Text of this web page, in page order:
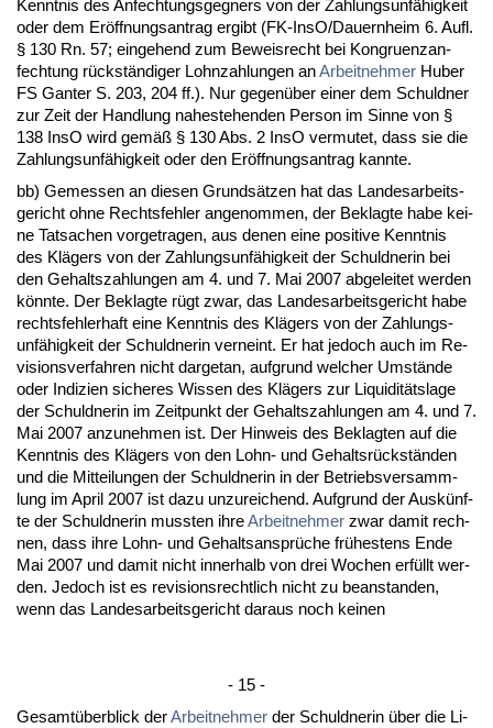
Kennt­nis des An­fech­tungs­geg­ners von der Zah­lungs­unfähig­keit
oder dem Eröff­nungs­an­trag er­gibt (FK-In­sO/Dau­ern­heim 6. Aufl.
§ 130 Rn. 57; ein­ge­hend zum Be­weis­recht bei Kon­gru­enz­an­
fech­tung rückständi­ger Lohn­zah­lun­gen anAr­beit­neh­mer Hu­ber
FS Gan­ter S. 203, 204 ff.). Nur ge­genüber ei­ner dem Schuld­ner
zur Zeit der Hand­lung na­he­ste­hen­den Per­son im Sin­ne von §
138 In­sO wird gemäß § 130 Abs. 2 In­sO ver­mu­tet, dass sie die
Zah­lungs­unfähig­keit oder den Eröff­nungs­an­trag kann­te.
bb) Ge­mes­sen an die­sen Grundsätzen hat das Lan­des­ar­beits­
ge­richt oh­ne Rechts­feh­ler an­ge­nom­men, der Be­klag­te ha­be kei­
ne Tat­sa­chen vor­ge­tra­gen, aus de­nen ei­ne po­si­ti­ve Kennt­nis
des Klägers von der Zah­lungs­unfähig­keit der Schuld­ne­rin bei
den Ge­halts­zah­lun­gen am 4. und 7. Mai 2007 ab­ge­lei­tet wer­den
könn­te. Der Be­klag­te rügt zwar, das Lan­des­ar­beits­ge­richt ha­be
rechts­feh­ler­haft ei­ne Kennt­nis des Klägers von der Zah­lungs­
unfähig­keit der Schuld­ne­rin ver­neint. Er hat je­doch auch im Re­
vi­si­ons­ver­fah­ren nicht dar­ge­tan, auf­grund wel­cher Umstände
oder In­di­zi­en si­che­res Wis­sen des Klägers zur Li­qui­ditätsla­ge
der Schuld­ne­rin im Zeit­punkt der Ge­halts­zah­lun­gen am 4. und 7.
Mai 2007 an­zu­neh­men ist. Der Hin­weis des Be­klag­ten auf die
Kennt­nis des Klägers von den Lohn- und Ge­haltsrückständen
und die Mit­tei­lun­gen der Schuld­ne­rin in der Be­triebs­ver­samm­
lung im April 2007 ist da­zu un­zu­rei­chend. Auf­grund der Auskünf­
te der Schuld­ne­rin muss­ten ih­reAr­beit­neh­mer zwar da­mit rech­
nen, dass ih­re Lohn- und Ge­halts­ansprüche frühes­tens En­de
Mai 2007 und da­mit nicht in­ner­halb von drei Wo­chen erfüllt wer­
den. Je­doch ist es re­vi­si­ons­recht­lich nicht zu be­an­stan­den,
wenn das Lan­des­ar­beits­ge­richt dar­aus noch kei­nen
- 15 -
Ge­samtüber­blick derAr­beit­neh­mer der Schuld­ne­rin über die Li­